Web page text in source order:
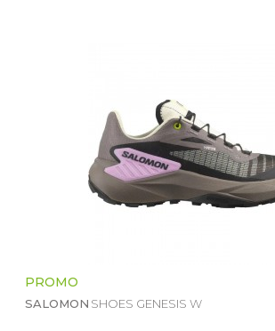
PROMO
SALOMON SHOES GENESIS W